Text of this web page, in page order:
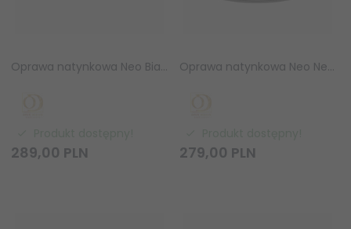
Oprawa natynkowa Neo Bianco Slim LED / Ufo Gold Orlicki Design OR82296
289,00 PLN
Oprawa natynkowa Neo Nero Slim LED / Ufo Bianco Orlicki Design OR84054
279,00 PLN